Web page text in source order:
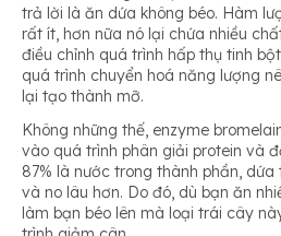
trả lời là ăn dứa không béo. Hàm
rất ít, hơn nữa nó lại chứa nhiều
điều chỉnh quá trình hấp thụ tinh
quá trình chuyển hoá năng lượng
lại tạo thành mỡ.
Không những thế, enzyme
vào quá trình phân giải protein và
87% là nước trong thành phần,
và no lâu hơn. Do đó, dù bạn ăn
làm bạn béo lên mà loại trái cây